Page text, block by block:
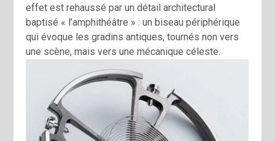
effet est rehaussé par un détail architectural
baptisé « l’amphithéâtre » : un biseau périphérique
qui évoque les gradins antiques, tournés non vers
une scène, mais vers une mécanique céleste.